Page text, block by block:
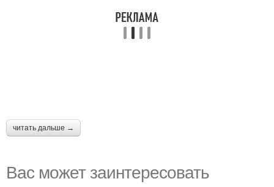
читать дальше →
Вас может заинтересовать